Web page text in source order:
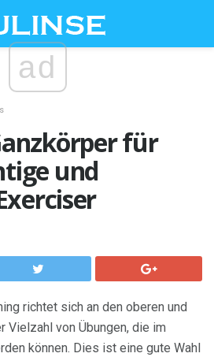
ad
für
und
richtet sich an den oberen und
Vielzahl von Übungen, die im
können. Dies ist eine gute Wahl